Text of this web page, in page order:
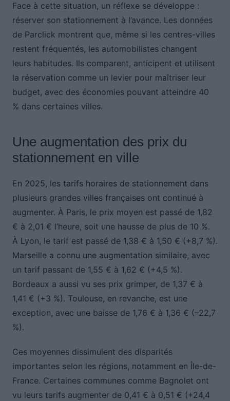
Face à cette situation, un réflexe se développe :
réserver son stationnement à l’avance. Les données
de Parclick montrent que, même si les centres-villes
restent fréquentés, les automobilistes changent
leurs habitudes. Ils comparent, anticipent et utilisent
la réservation comme un levier pour maîtriser leur
budget, avec des économies pouvant atteindre 40
% dans certaines villes.
Une augmentation des prix du
stationnement en ville
En 2025, les tarifs horaires de stationnement dans
plusieurs grandes villes françaises ont continué à
augmenter. À Paris, le prix moyen est passé de 1,82
€ à 2,01 € l’heure, soit une hausse de plus de 10 %.
À Lyon, le tarif est passé de 1,38 € à 1,50 € (+8,7 %).
Marseille a connu une augmentation similaire, avec
un tarif passant de 1,55 € à 1,62 € (+4,5 %).
Bordeaux a aussi vu ses prix grimper, de 1,37 € à
1,41 € (+3 %). Toulouse, en revanche, est une
exception, avec une baisse de 1,76 € à 1,36 € (–22,7
%).
Ces moyennes dissimulent des disparités
importantes selon les régions, notamment en Île-de-
France. Certaines communes comme Bagnolet ont
vu leurs tarifs augmenter de 0,41 € à 0,51 € (+24,4